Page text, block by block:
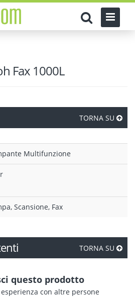
Fax 1000L
TORNA SU
Multifunzione
Scansione, Fax
TORNA SU
questo prodotto
con altre persone